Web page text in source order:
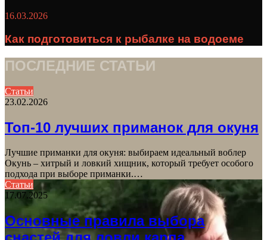
16.03.2026
Как подготовиться к рыбалке на водоеме
ПОСЛЕДНИЕ СТАТЬИ
Статьи
23.02.2026
Топ-10 лучших приманок для окуня
Лучшие приманки для окуня: выбираем идеальный воблер
Окунь – хитрый и ловкий хищник, который требует особого
подхода при выборе приманки.…
Статьи
17.07.2025
Основные правила выбора